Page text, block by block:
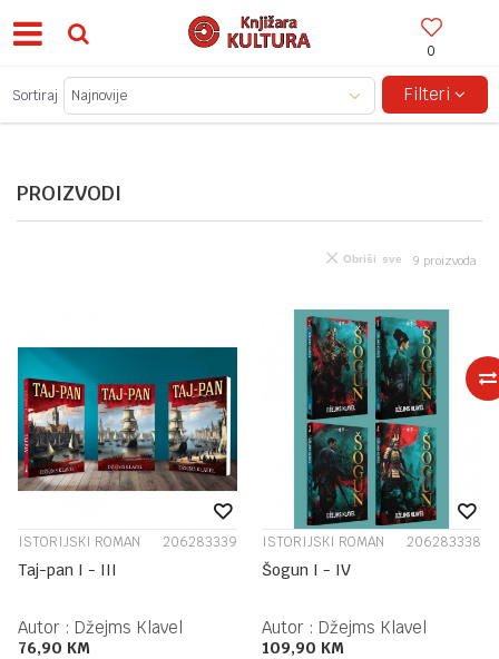
0
BESPLATNA ISPORUKA ZA IZNOSE PREKO 150KM!
PROIZVODI
Sortiraj Filteri
9 proizvoda
Obriši sve
ISTORIJSKI ROMAN 206283339
Taj-pan I - III
Autor : Džejms Klavel
76,90 KM
ISTORIJSKI ROMAN 206283338
Šogun I - IV
Autor : Džejms Klavel
109,90 KM